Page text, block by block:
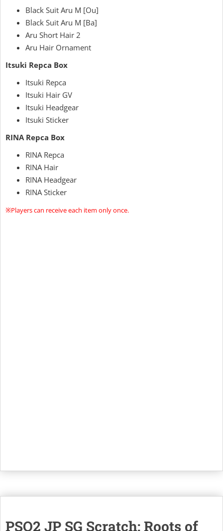
Black Suit Aru M [Ou]
Black Suit Aru M [Ba]
Aru Short Hair 2
Aru Hair Ornament
Itsuki Repca Box
Itsuki Repca
Itsuki Hair GV
Itsuki Headgear
Itsuki Sticker
RINA Repca Box
RINA Repca
RINA Hair
RINA Headgear
RINA Sticker
※Players can receive each item only once.
PSO2 JP SG Scratch: Roots of